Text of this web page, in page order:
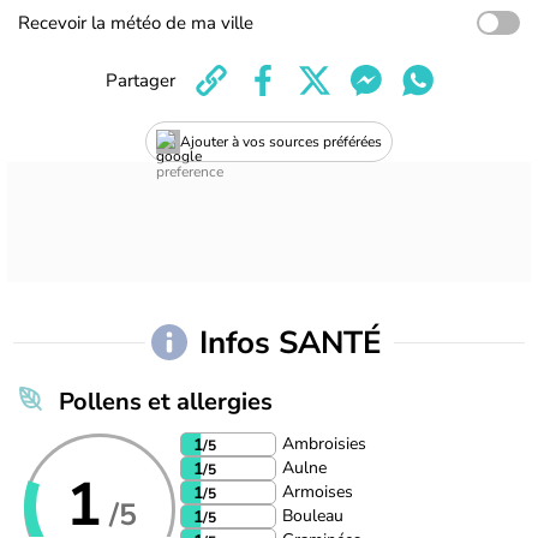
Recevoir la météo de ma ville
Ajouter à vos sources préférées
Partager
Infos SANTÉ
Pollens et allergies
1 /5
1/5
Ambroisies
1/5
Aulne
1/5
Armoises
1/5
Bouleau